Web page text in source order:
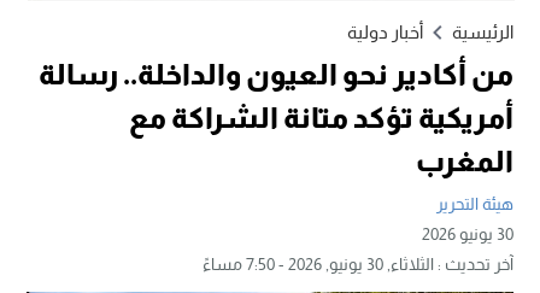
الرئيسية أخبار دولية
من أكادير نحو العيون والداخلة.. رسالة
أمريكية تؤكد متانة الشراكة مع
المغرب
هيئة التحرير
30 يونيو 2026
آخر تحديث :الثلاثاء, 30 يونيو, 2026 - 7:50 مساءً